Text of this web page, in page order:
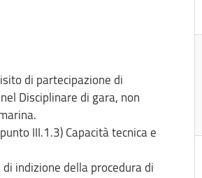
di partecipazione di
Disciplinare di gara, non
III.1.3) Capacità tecnica e
indizione della procedura di